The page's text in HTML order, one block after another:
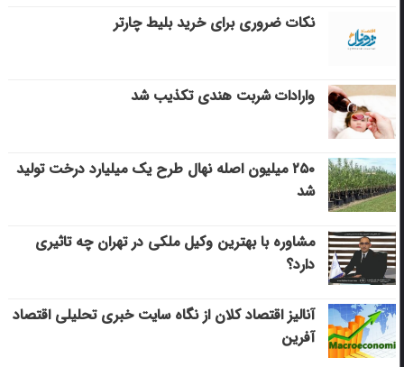
نکات ضروری برای خرید بلیط چارتر
وارادات شربت هندی تکذیب شد
۲۵۰ میلیون اصله نهال طرح یک میلیارد درخت تولید
شد
مشاوره با بهترین وکیل ملکی در تهران چه تاثیری
دارد؟
آنالیز اقتصاد کلان از نگاه سایت خبری تحلیلی اقتصاد
آفرین